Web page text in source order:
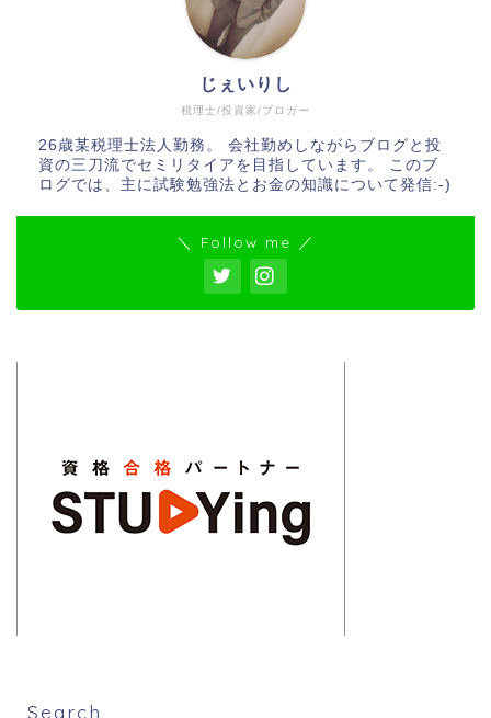
税理士/投資家/ブロガー
じぇいりし
26歳某税理士法人勤務。 会社勤めしながらブログと投
資の三刀流でセミリタイアを目指しています。 このブ
ログでは、主に試験勉強法とお金の知識について発信:-)
＼ Follow me ／
Search